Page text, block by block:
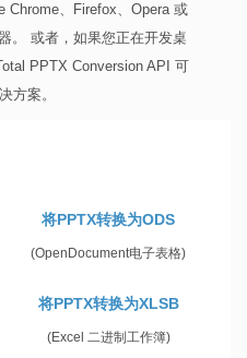
Chrome、Firefox、Opera 或
。 或者，如果您正在开发桌
PPTX Conversion API 可
方案。
将PPTX转换为ODS
(OpenDocument电子表格)
将PPTX转换为XLSB
(Excel 二进制工作簿)